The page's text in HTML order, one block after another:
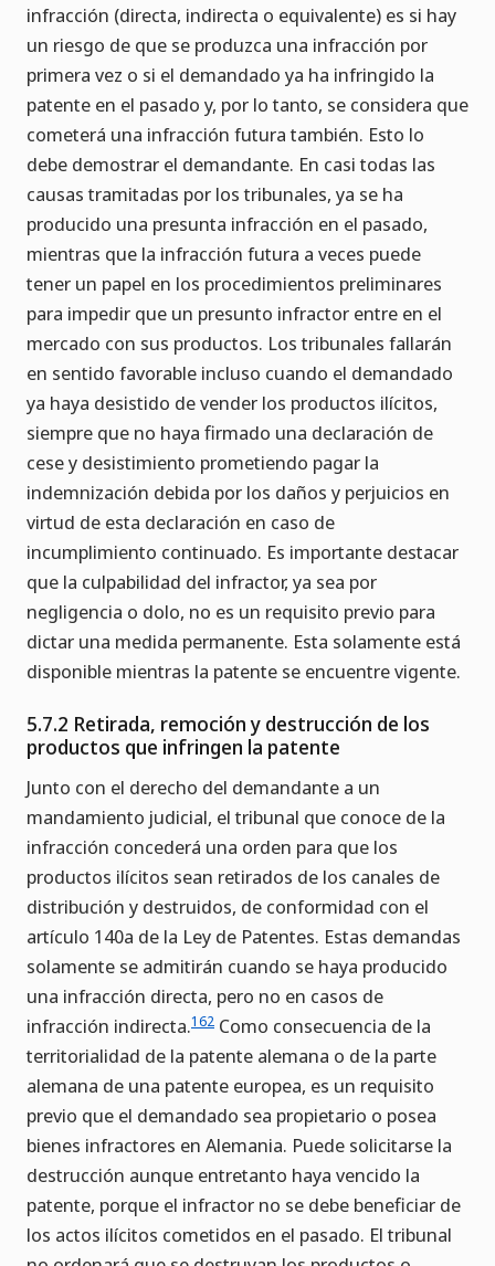
infracción (directa, indirecta o equivalente) es si hay
un riesgo de que se produzca una infracción por
primera vez o si el demandado ya ha infringido la
patente en el pasado y, por lo tanto, se considera que
cometerá una infracción futura también. Esto lo
debe demostrar el demandante. En casi todas las
causas tramitadas por los tribunales, ya se ha
producido una presunta infracción en el pasado,
mientras que la infracción futura a veces puede
tener un papel en los procedimientos preliminares
para impedir que un presunto infractor entre en el
mercado con sus productos. Los tribunales fallarán
en sentido favorable incluso cuando el demandado
ya haya desistido de vender los productos ilícitos,
siempre que no haya firmado una declaración de
cese y desistimiento prometiendo pagar la
indemnización debida por los daños y perjuicios en
virtud de esta declaración en caso de
incumplimiento continuado. Es importante destacar
que la culpabilidad del infractor, ya sea por
negligencia o dolo, no es un requisito previo para
dictar una medida permanente. Esta solamente está
disponible mientras la patente se encuentre vigente.
5.7.2 Retirada, remoción y destrucción de los
productos que infringen la patente
Junto con el derecho del demandante a un
mandamiento judicial, el tribunal que conoce de la
infracción concederá una orden para que los
productos ilícitos sean retirados de los canales de
distribución y destruidos, de conformidad con el
artículo 140a de la Ley de Patentes. Estas demandas
solamente se admitirán cuando se haya producido
una infracción directa, pero no en casos de
infracción indirecta.162 Como consecuencia de la
territorialidad de la patente alemana o de la parte
alemana de una patente europea, es un requisito
previo que el demandado sea propietario o posea
bienes infractores en Alemania. Puede solicitarse la
destrucción aunque entretanto haya vencido la
patente, porque el infractor no se debe beneficiar de
los actos ilícitos cometidos en el pasado. El tribunal